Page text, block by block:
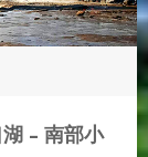
- 南部小